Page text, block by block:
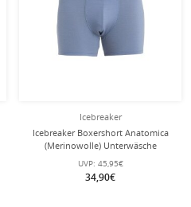
Icebreaker
Icebreaker Boxershort Anatomica
(Merinowolle) Unterwäsche
kyaniteblau Herren
UVP: 45,95€
34,90€